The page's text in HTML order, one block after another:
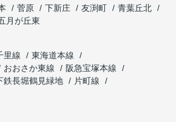
菅原 下新庄 友渕町
青葉丘北
月が丘東
里線
東海道本線
おおさか東線
阪急宝塚本線
鉄長堀鶴見緑地
片町線